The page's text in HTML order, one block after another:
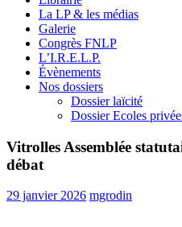
La LP & les médias
Galerie
Congrès FNLP
L’I.R.E.L.P.
Évènements
Nos dossiers
Dossier laïcité
Dossier Ecoles
Vitrolles Assemblée
débat
29 janvier 2026 mgrodin